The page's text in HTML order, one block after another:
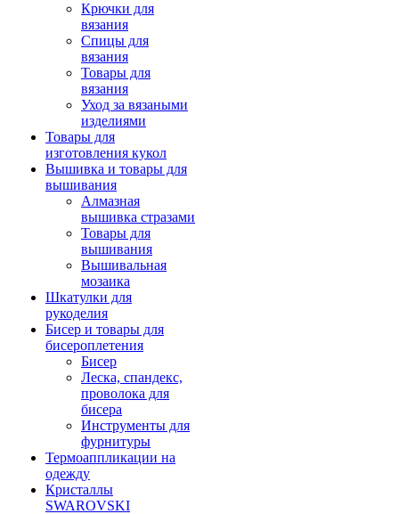
Крючки для
вязания
Спицы для
вязания
Товары для
вязания
Уход за вязаными
изделиями
Товары для
изготовления кукол
Вышивка и товары для
вышивания
Алмазная
вышивка стразами
Товары для
вышивания
Вышивальная
мозаика
Шкатулки для
рукоделия
Бисер и товары для
бисероплетения
Бисер
Леска, спандекс,
проволока для
бисера
Инструменты для
фурнитуры
Термоаппликации на
одежду
Кристаллы
SWAROVSKI